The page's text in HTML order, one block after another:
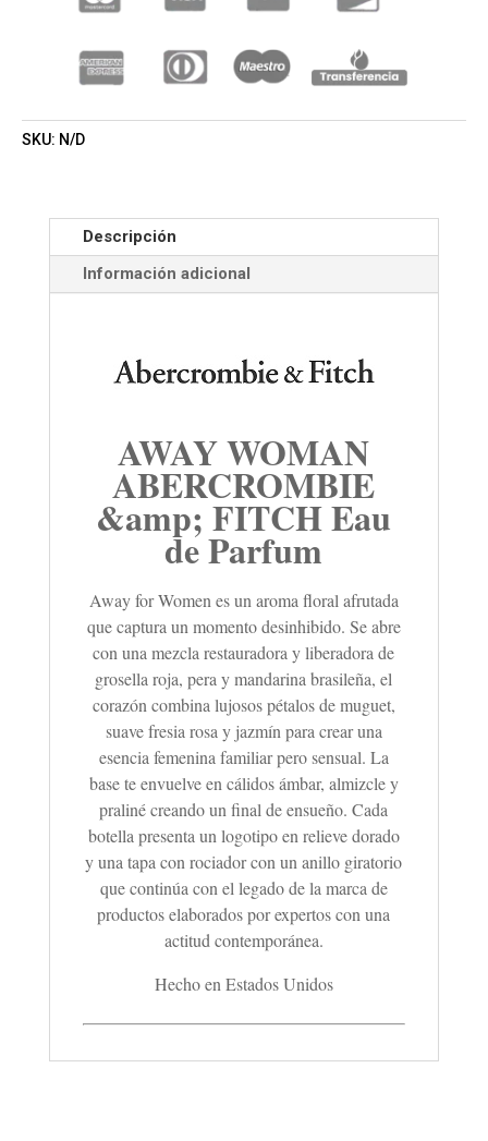
PARFUM
CANTIDAD
SKU: N/D
Descripción
Información adicional
AWAY WOMAN
ABERCROMBIE
&amp; FITCH Eau
de Parfum
Away for Women es un aroma floral afrutada
que captura un momento desinhibido. Se abre
con una mezcla restauradora y liberadora de
grosella roja, pera y mandarina brasileña, el
corazón combina lujosos pétalos de muguet,
suave fresia rosa y jazmín para crear una
esencia femenina familiar pero sensual. La
base te envuelve en cálidos ámbar, almizcle y
praliné creando un final de ensueño. Cada
botella presenta un logotipo en relieve dorado
y una tapa con rociador con un anillo giratorio
que continúa con el legado de la marca de
productos elaborados por expertos con una
actitud contemporánea.
Hecho en Estados Unidos